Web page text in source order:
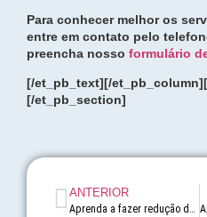
Para conhecer melhor os
entre em contato pelo
preencha nosso formulário
[/et_pb_text][/
[/et_pb_section]
ANTERIOR